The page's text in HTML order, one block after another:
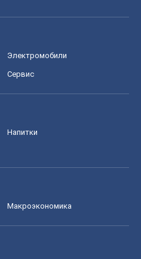
Электромобили
Сервис
Напитки
Mакроэкономика